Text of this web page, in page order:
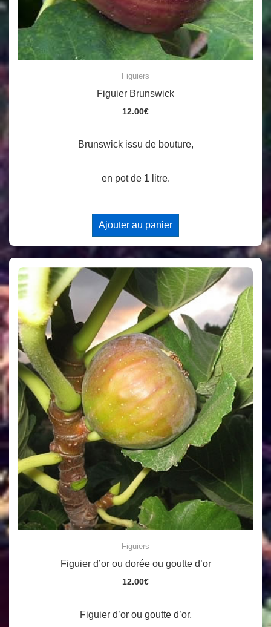
Figuiers
Figuier Brunswick
12.00€
Brunswick issu de bouture,
en pot de 1 litre.
Ajouter au panier
Figuiers
Figuier d’or ou dorée ou goutte d’or
12.00€
Figuier d’or ou goutte d’or,